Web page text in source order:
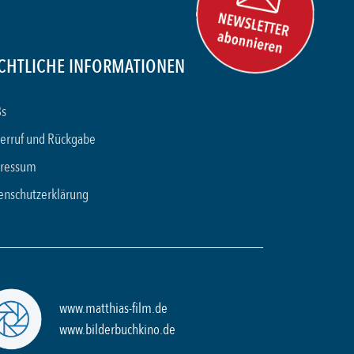
INFORMATIONEN
und Rückgabe
www.matthias-film.de
www.bilderbuchkino.de